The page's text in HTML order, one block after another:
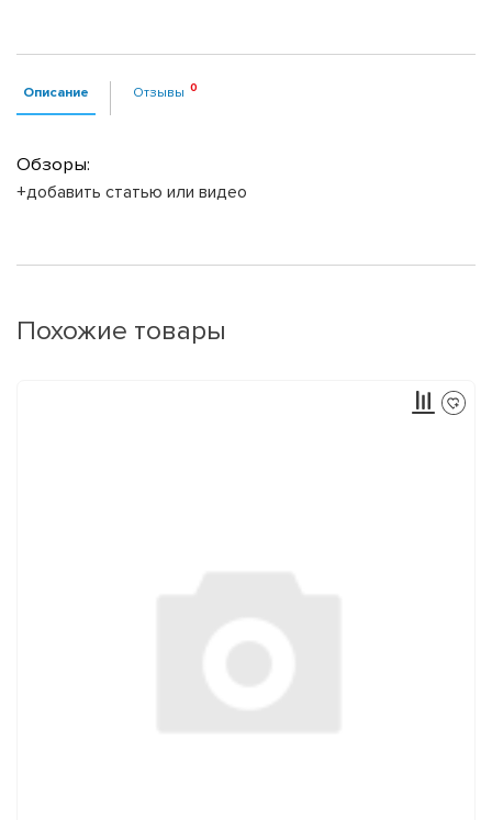
Описание Отзывы
Обзоры:
+добавить статью или видео
Похожие товары